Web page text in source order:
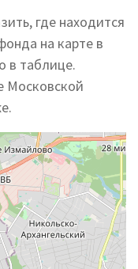
где находится
на карте в
в таблице.
Московской